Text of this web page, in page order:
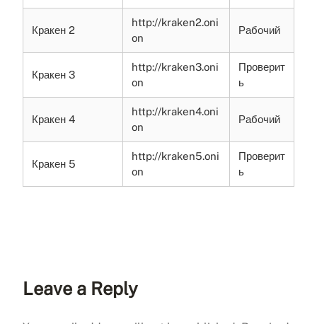
Кракен 2
http://kraken2.oni
on
Рабочий
Кракен 3
http://kraken3.oni
on
Проверит
ь
Кракен 4
http://kraken4.oni
on
Рабочий
Кракен 5
http://kraken5.oni
on
Проверит
ь
Leave a Reply